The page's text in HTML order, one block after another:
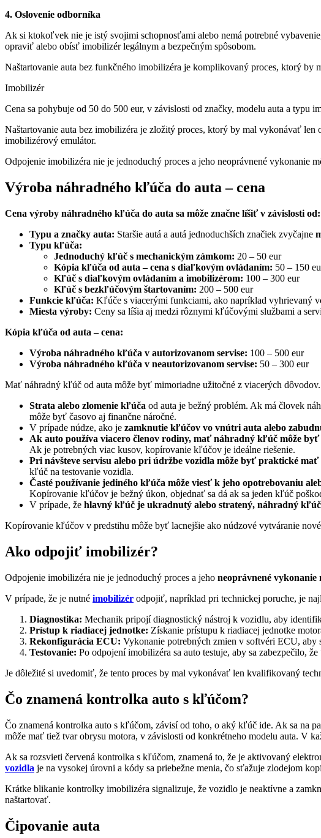
4. Oslovenie odborníka
Ak si ktokoľvek nie je istý svojimi schopnosťami alebo nemá potrebné
opraviť alebo obísť imobilizér legálnym a bezpečným spôsobom.
Naštartovanie auta bez funkčného imobilizéra je komplikovaný proces, ktorý
Imobilizér
Cena sa pohybuje od 50 do 500 eur, v závislosti od značky, modelu auta a typu
Naštartovanie auta bez imobilizéra je zložitý proces, ktorý by mal vykonávať
imobilizérový emulátor.
Odpojenie imobilizéra nie je jednoduchý proces a jeho neoprávnené vykonanie
Výroba náhradného kľúča do auta – cena
Cena výroby náhradného kľúča do auta sa môže značne líšiť v závislosti od:
Typu a značky auta: Staršie autá a autá jednoduchších značiek zvyčajne
Typu kľúča:
Jednoduchý kľúč s mechanickým zámkom: 20 – 50 eur
Kópia kľúča od auta – cena s diaľkovým ovládaním: 50 – 150
Kľúč s diaľkovým ovládaním a imobilizérom: 100 – 300 eur
Kľúč s bezkľúčovým štartovaním: 200 – 500 eur
Funkcie kľúča: Kľúče s viacerými funkciami, ako napríklad vyhrievaný
Miesta výroby: Ceny sa líšia aj medzi rôznymi kľúčovými službami a
Kópia kľúča od auta – cena:
Výroba náhradného kľúča v autorizovanom servise: 100 – 500 eur
Výroba náhradného kľúča v neautorizovanom servise: 50 – 300 eur
Mať náhradný kľúč od auta môže byť mimoriadne užitočné z viacerých
Strata alebo zlomenie kľúča od auta je bežný problém. Ak má človek
môže byť časovo aj finančne náročné.
V prípade núdze, ako je zamknutie kľúčov vo vnútri auta alebo
Ak auto používa viacero členov rodiny, mať náhradný kľúč môže
Ak je potrebných viac kusov, kopírovanie kľúčov je ideálne riešenie.
Pri návšteve servisu alebo pri údržbe vozidla môže byť praktické
kľúč na testovanie vozidla.
Časté používanie jediného kľúča môže viesť k jeho opotrebovaniu
Kopírovanie kľúčov je bežný úkon, objednať sa dá ak sa jeden kľúč
V prípade, že hlavný kľúč je ukradnutý alebo stratený, náhradný
Kopírovanie kľúčov v predstihu môže byť lacnejšie ako núdzové vytváranie
Ako odpojiť imobilizér?
Odpojenie imobilizéra nie je jednoduchý proces a jeho neoprávnené
V prípade, že je nutné imobilizér odpojiť, napríklad pri technickej poruche, je
Diagnostika: Mechanik pripojí diagnostický nástroj k vozidlu, aby
Prístup k riadiacej jednotke: Získanie prístupu k riadiacej jednotke
Rekonfigurácia ECU: Vykonanie potrebných zmien v softvéri ECU, aby
Testovanie: Po odpojení imobilizéra sa auto testuje, aby sa zabezpečilo,
Je dôležité si uvedomiť, že tento proces by mal vykonávať len kvalifikovaný
Čo znamená kontrolka auto s kľúčom?
Čo znamená kontrolka auto s kľúčom, závisí od toho, o aký kľúč ide. Ak sa na
môže mať tiež tvar obrysu motora, v závislosti od konkrétneho modelu auta. V
Ak sa rozsvieti červená kontrolka s kľúčom, znamená to, že je aktivovaný
vozidla je na vysokej úrovni a kódy sa priebežne menia, čo sťažuje zlodejom
Krátke blikanie kontrolky imobilizéra signalizuje, že vozidlo je neaktívne a
naštartovať.
Čipovanie auta